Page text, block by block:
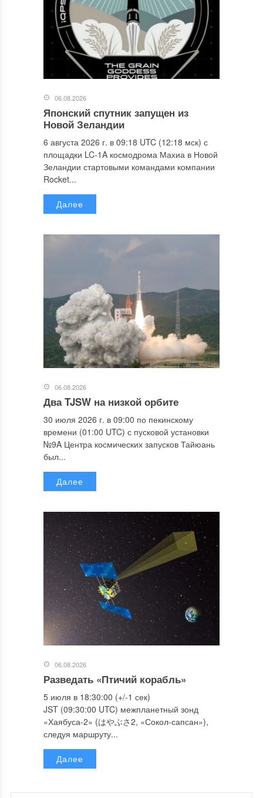
06.08.2026
Японский спутник запущен из
Новой Зеландии
6 августа 2026 г. в 09:18 UTC (12:18 мск) с
площадки LC-1A космодрома Махиа в Новой
Зеландии стартовыми командами компании
Rocket...
Далее
06.08.2026
Два TJSW на низкой орбите
30 июля 2026 г. в 09:00 по пекинскому
времени (01:00 UTC) с пусковой установки
№9A Центра космических запусков Тайюань
был...
Далее
06.08.2026
Разведать «Птичий корабль»
5 июля в 18:30:00 (+/-1 сек)
JST (09:30:00 UTC) межпланетный зонд
«Хаябуса-2» (はやぶさ2, «Сокол-сапсан»),
следуя маршруту...
Далее